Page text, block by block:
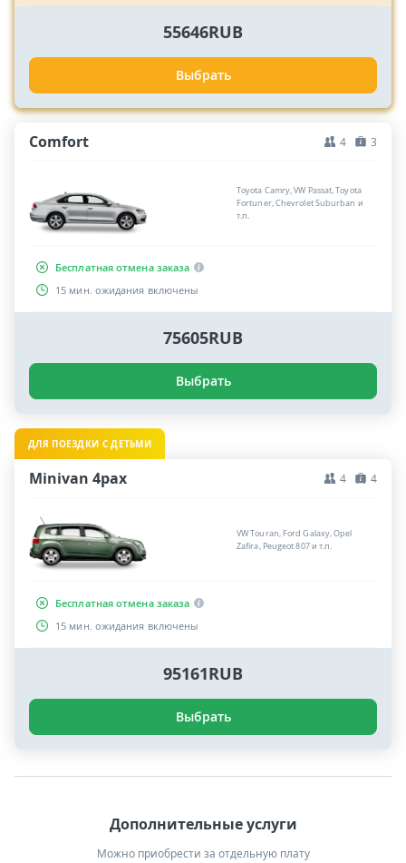
55646RUB
Выбрать
Comfort 4 3
Toyota Camry, VW Passat, Toyota
Fortuner, Chevrolet Suburban и
т.п.
Бесплатная отмена заказа
15 мин. ожидания включены
75605RUB
Выбрать
ДЛЯ ПОЕЗДКИ С ДЕТЬМИ
Minivan 4pax 4 4
VW Touran, Ford Galaxy, Opel
Zafira, Peugeot 807 и т.п.
Бесплатная отмена заказа
15 мин. ожидания включены
95161RUB
Выбрать
Дополнительные услуги
Можно приобрести за отдельную плату